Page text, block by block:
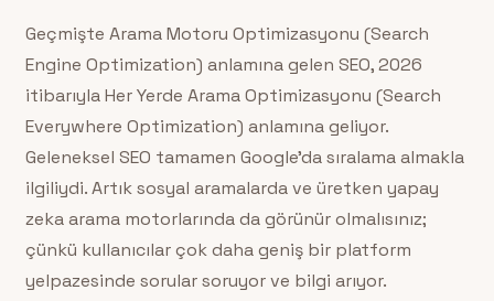
Geçmişte Arama Motoru Optimizasyonu (Search
Engine Optimization) anlamına gelen SEO, 2026
itibarıyla Her Yerde Arama Optimizasyonu (Search
Everywhere Optimization) anlamına geliyor.
Geleneksel SEO tamamen Google’da sıralama almakla
ilgiliydi. Artık sosyal aramalarda ve üretken yapay
zeka arama motorlarında da görünür olmalısınız;
çünkü kullanıcılar çok daha geniş bir platform
yelpazesinde sorular soruyor ve bilgi arıyor.